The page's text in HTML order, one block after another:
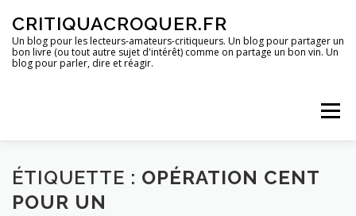
contenu
CRITIQUACROQUER.FR
Un blog pour les lecteurs-amateurs-critiqueurs. Un blog pour partager un
bon livre (ou tout autre sujet d'intérêt) comme on partage un bon vin. Un
blog pour parler, dire et réagir.
Menu
ACCUEIL UN BLOG ? DES LIVRES
ÉTIQUETTE : OPÉRATION CENT
POUR UN